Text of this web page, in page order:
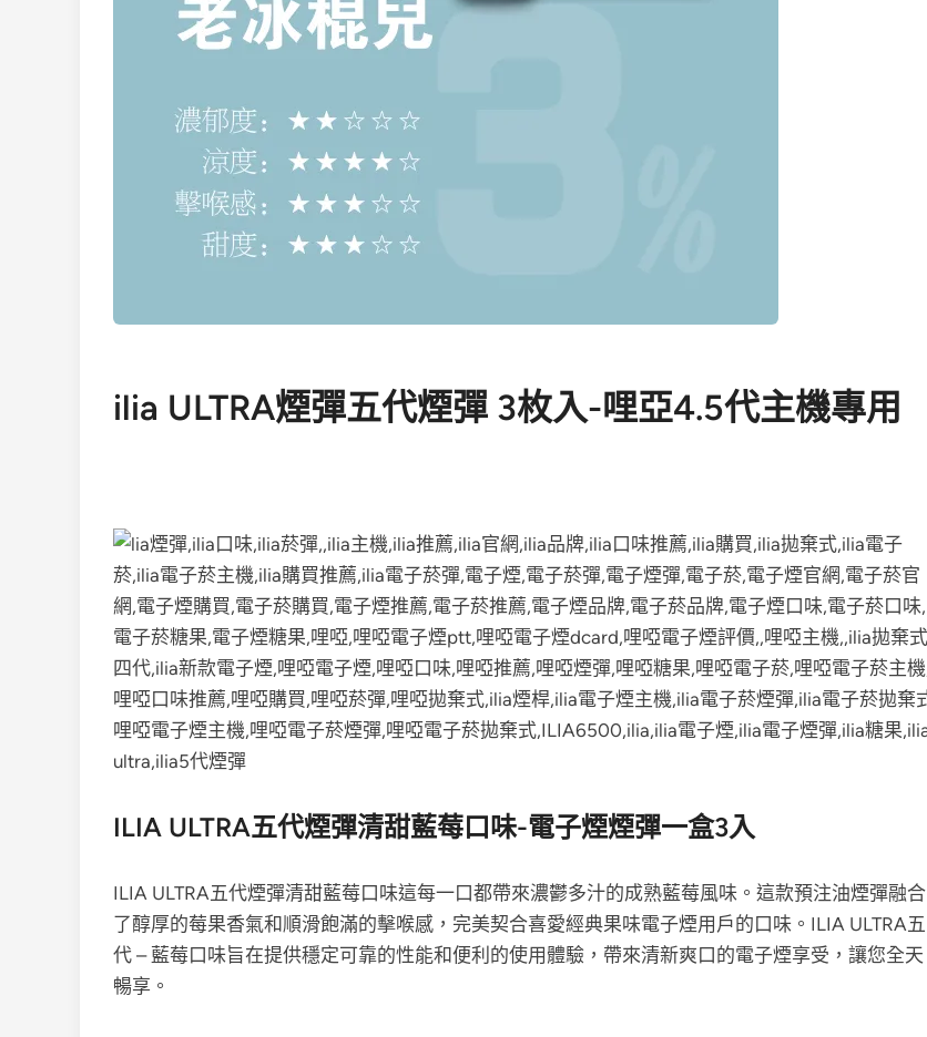
ilia ULTRA煙彈五代煙彈 3枚入-哩亞4.5代主機專用
ILIA ULTRA五代煙彈清甜藍莓口味-電子煙煙彈一盒3入
ILIA ULTRA五代煙彈清甜藍莓口味這每一口都帶來濃鬱多汁的成熟藍莓風味。這款預注油煙彈融合
了醇厚的莓果香氣和順滑飽滿的擊喉感，完美契合喜愛經典果味電子煙用戶的口味。ILIA ULTRA五
代 – 藍莓口味旨在提供穩定可靠的性能和便利的使用體驗，帶來清新爽口的電子煙享受，讓您全天
暢享。